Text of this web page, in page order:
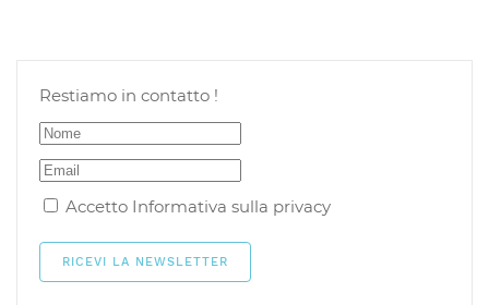
Restiamo in contatto !
Accetto Informativa sulla privacy